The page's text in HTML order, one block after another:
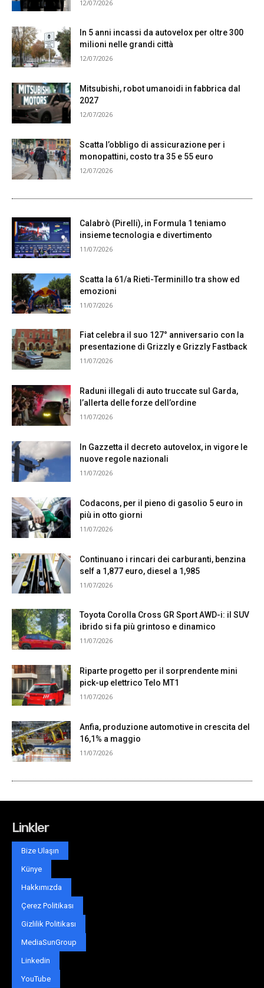
Linkler
Bize Ulaşın
Künye
Hakkımızda
Çerez Politikası
Gizlilik Politikası
MediaSunGroup
Linkedin
YouTube